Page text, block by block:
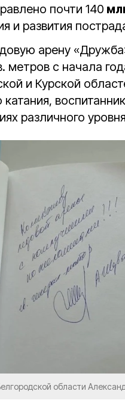
почти 140
и развития
арену
с начала
и Курской
катания,
различного
области